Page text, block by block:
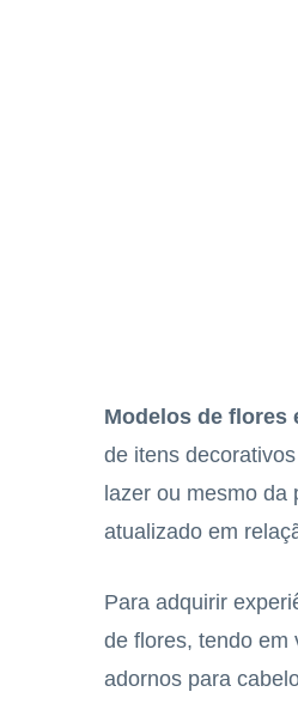
Modelos de flores
de itens
lazer ou mesmo
atualizado em
Para adquirir
de flores, tendo em
adornos para